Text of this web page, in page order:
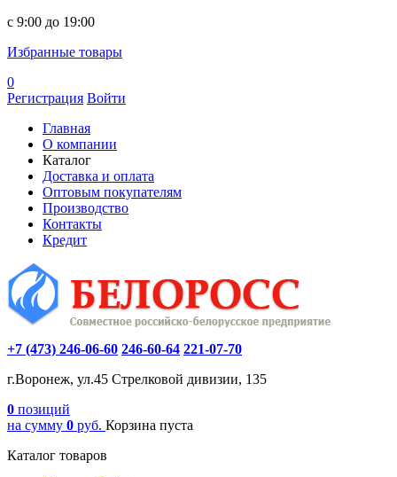
c 9:00 до 19:00
Избранные товары
0
Регистрация Войти
Главная
О компании
Каталог
Доставка и оплата
Оптовым покупателям
Производство
Контакты
Кредит
+7 (473) 246-06-60 246-60-64 221-07-70
г.Воронеж, ул.45 Стрелковой дивизии, 135
0 позиций
на сумму 0 руб. Корзина пуста
Каталог товаров